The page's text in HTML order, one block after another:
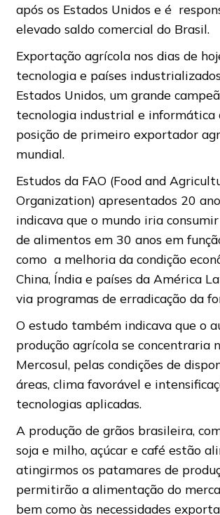
após os Estados Unidos e é
elevado saldo comercial do Brasil.
Exportação agrícola nos dias de
tecnologia e países
Estados Unidos, um grande
tecnologia industrial e informática
posição de primeiro exportador
mundial.
Estudos da FAO (Food and
Organization) apresentados 20
indicava que o mundo iria
de alimentos em 30 anos em
como a melhoria da condição
China, Índia e países da América
via programas de erradicação da
O estudo também indicava que o
produção agrícola se concentraria
Mercosul, pelas condições de
áreas, clima favorável e
tecnologias aplicadas.
A produção de grãos brasileira,
soja e milho, açúcar e café estão
atingirmos os patamares de
permitirão a alimentação do
bem como às necessidades